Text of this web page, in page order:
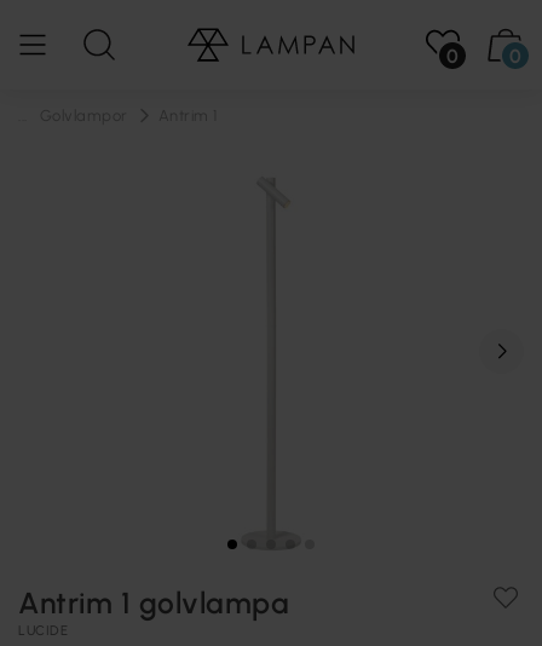
0 0
Antrim 1 golvlampa
LUCIDE